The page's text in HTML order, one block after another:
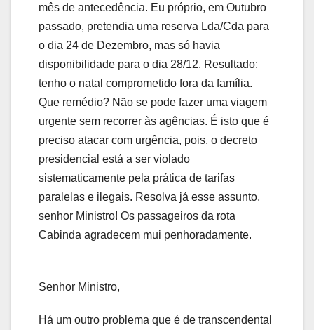
mês de antecedência. Eu próprio, em Outubro
passado, pretendia uma reserva Lda/Cda para
o dia 24 de Dezembro, mas só havia
disponibilidade para o dia 28/12. Resultado:
tenho o natal comprometido fora da família.
Que remédio? Não se pode fazer uma viagem
urgente sem recorrer às agências. É isto que é
preciso atacar com urgência, pois, o decreto
presidencial está a ser violado
sistematicamente pela prática de tarifas
paralelas e ilegais. Resolva já esse assunto,
senhor Ministro! Os passageiros da rota
Cabinda agradecem mui penhoradamente.
Senhor Ministro,
Há um outro problema que é de transcendental